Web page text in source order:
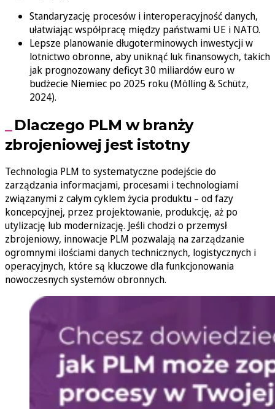
Standaryzację procesów i interoperacyjność danych,
ułatwiając współpracę między państwami UE i NATO.
Lepsze planowanie długoterminowych inwestycji w
lotnictwo obronne, aby uniknąć luk finansowych, takich
jak prognozowany deficyt 30 miliardów euro w
budżecie Niemiec po 2025 roku (Mölling & Schütz,
2024).
Dlaczego PLM w branży
zbrojeniowej jest istotny
Technologia PLM to systematyczne podejście do
zarządzania informacjami, procesami i technologiami
związanymi z całym cyklem życia produktu – od fazy
koncepcyjnej, przez projektowanie, produkcję, aż po
utylizację lub modernizację. Jeśli chodzi o przemysł
zbrojeniowy, innowacje PLM pozwalają na zarządzanie
ogromnymi ilościami danych technicznych, logistycznych i
operacyjnych, które są kluczowe dla funkcjonowania
nowoczesnych systemów obronnych.